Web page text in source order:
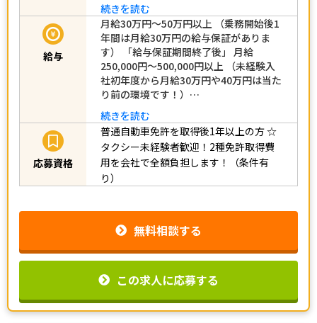
続きを読む
給与
月給30万円～50万円以上 （乗務開始後1
年間は月給30万円の給与保証がありま
す） 「給与保証期間終了後」 月給
250,000円～500,000円以上 （未経験入
社初年度から月給30万円や40万円は当た
り前の環境です！）…
続きを読む
応募資格
普通自動車免許を取得後1年以上の方☆
タクシー未経験者歓迎！2種免許取得費
用を会社で全額負担します！（条件有
り）
無料相談する
この求人に応募する